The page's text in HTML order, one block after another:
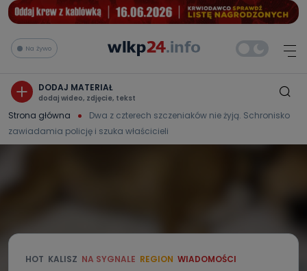
Na żywo
DODAJ MATERIAŁ
dodaj wideo, zdjęcie, tekst
Strona główna
Dwa z czterech szczeniaków nie żyją. Schronisko
zawiadamia policję i szuka właścicieli
HOT KALISZ NA SYGNALE REGION WIADOMOŚCI